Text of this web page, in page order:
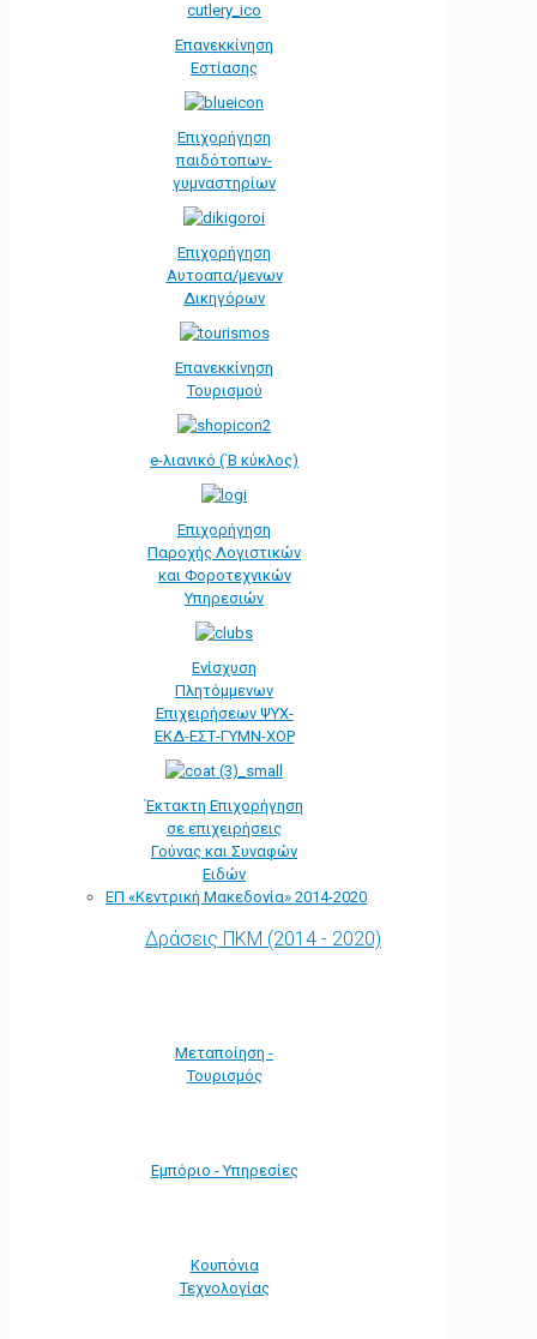
Επανεκκίνηση
Εστίασης
Επιχορήγηση
παιδότοπων-
γυμναστηρίων
Επιχορήγηση
Αυτοαπα/μενων
Δικηγόρων
Επανεκκίνηση
Τουρισμού
e-λιανικό (΄Β κύκλος)
Επιχορήγηση
Παροχής Λογιστικών
και Φοροτεχνικών
Υπηρεσιών
Ενίσχυση
Πλητόμμενων
Επιχειρήσεων ΨΥΧ-
ΕΚΔ-ΕΣΤ-ΓΥΜΝ-ΧΟΡ
Έκτακτη Επιχορήγηση
σε επιχειρήσεις
Γούνας και Συναφών
Ειδών
ΕΠ «Kεντρική Μακεδονία» 2014-2020
Δράσεις ΠΚΜ (2014 - 2020)
Μεταποίηση -
Τουρισμός
Εμπόριο - Υπηρεσίες
Κουπόνια
Τεχνολογίας